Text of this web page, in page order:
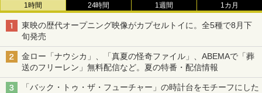
1時間 24時間 1週間 1カ月
東映の歴代オープニング映像がカプセルトイに。全5種で8月下
旬発売
金ロー「ナウシカ」、「真夏の怪奇ファイル」、ABEMAで「葬
送のフリーレン」無料配信など。夏の特番・配信情報
「バック・トゥ・ザ・フューチャー」の時計台をモチーフにした